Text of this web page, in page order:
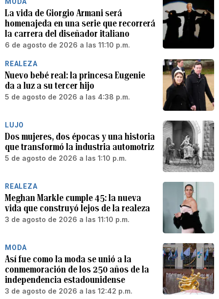
La vida de Giorgio Armani será
homenajeda en una serie que recorrerá
la carrera del diseñador italiano
6 de agosto de 2026 a las 11:10 p.m.
REALEZA
Nuevo bebé real: la princesa Eugenie
da a luz a su tercer hijo
5 de agosto de 2026 a las 4:38 p.m.
LUJO
Dos mujeres, dos épocas y una historia
que transformó la industria automotriz
5 de agosto de 2026 a las 1:10 p.m.
REALEZA
Meghan Markle cumple 45: la nueva
vida que construyó lejos de la realeza
3 de agosto de 2026 a las 11:10 p.m.
MODA
Así fue como la moda se unió a la
conmemoración de los 250 años de la
independencia estadounidense
3 de agosto de 2026 a las 12:42 p.m.